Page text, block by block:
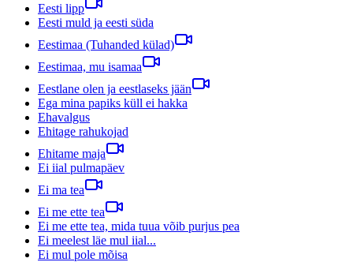
Eesti lipp
Eesti muld ja eesti süda
Eestimaa (Tuhanded külad)
Eestimaa, mu isamaa
Eestlane olen ja eestlaseks jään
Ega mina papiks küll ei hakka
Ehavalgus
Ehitage rahukojad
Ehitame maja
Ei iial pulmapäev
Ei ma tea
Ei me ette tea
Ei me ette tea, mida tuua võib purjus pea
Ei meelest läe mul iial...
Ei mul pole mõisa